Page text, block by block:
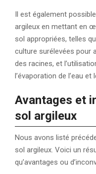
Il est également
argileux en mettant en
sol appropriées, telles
culture surélevées pour
des racines, et
l’évaporation de l’eau
Avantages et
sol argileux
Nous avons listé
sol argileux. Voici un
qu’avantages ou